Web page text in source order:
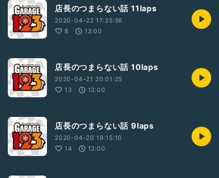
店長のつまらない話 11laps
2020-04-22 17:35:56
8
12:00
店長のつまらない話 10laps
2020-04-21 20:01:25
13
12:00
店長のつまらない話 9laps
2020-04-20 19:15:10
14
12:00